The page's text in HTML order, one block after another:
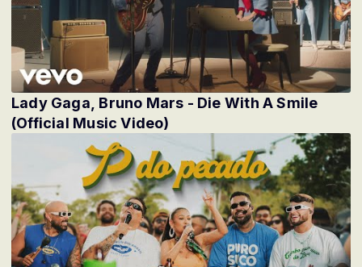
Lady Gaga, Bruno Mars - Die With A Smile
(Official Music Video)